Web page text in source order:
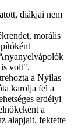
diákjai nem
morális
is volt".
a Nyilas
karolja fel a
erdélyi
a
alapjait, fektette